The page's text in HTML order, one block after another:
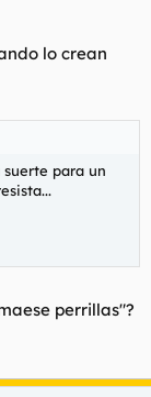
lo crean
para un
perrillas"?